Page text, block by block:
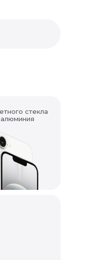
стекла